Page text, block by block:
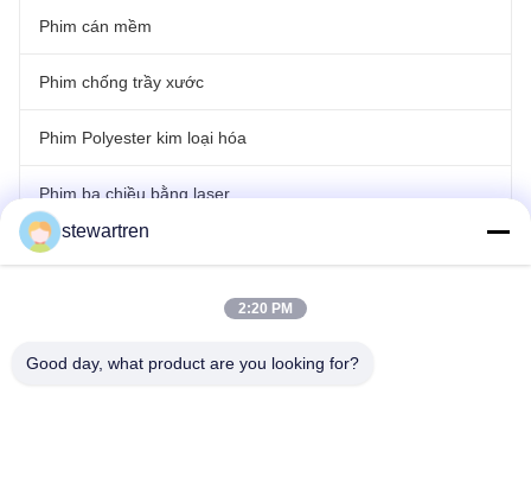
Phim cán mềm
Phim chống trầy xước
Phim Polyester kim loại hóa
Phim ba chiều bằng laser
cán màng cuộn
stewartren
2:20 PM
Good day, what product are you looking for?